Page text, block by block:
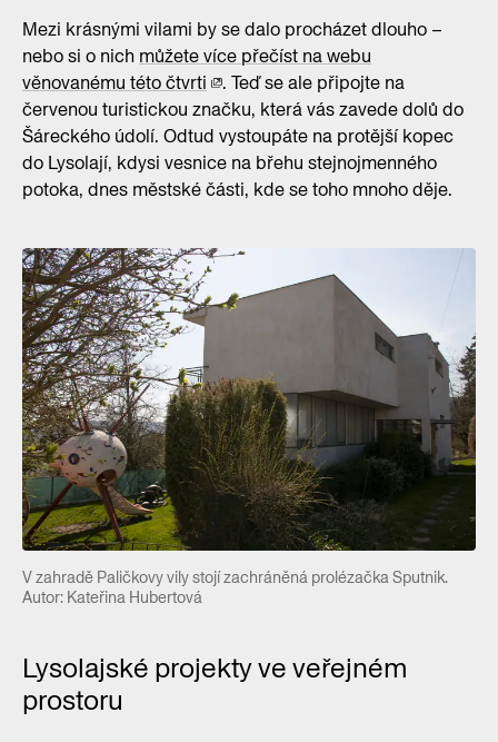
Mezi krásnými vilami by se dalo procházet dlouho –
nebo si o nich můžete více přečíst na webu
věnovanému této čtvrti
. Teď se ale připojte na
červenou turistickou značku, která vás zavede dolů do
Šáreckého údolí. Odtud vystoupáte na protější kopec
do Lysolají, kdysi vesnice na břehu stejnojmenného
potoka, dnes městské části, kde se toho mnoho děje.
V zahradě Paličkovy vily stojí zachráněná prolézačka Sputnik.
Autor: Kateřina Hubertová
Lysolajské projekty ve veřejném
prostoru